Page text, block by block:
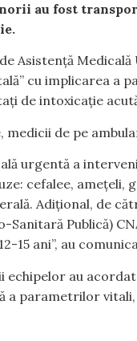
au fost
Asistență
cu implicarea a
de intoxicație
medicii de pe
urgentă a
cefalee,
Adițional, de
Publică)
15 ani”, au
echipelor au
a parametrilor